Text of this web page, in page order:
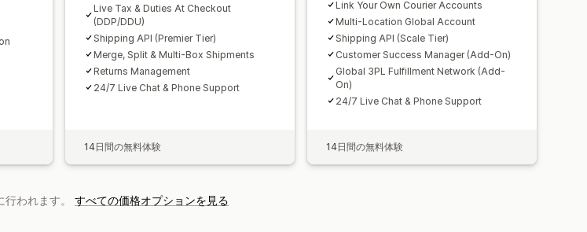
Live Tax & Duties At Checkout
(DDP/DDU)
Shipping API (Premier Tier)
Merge, Split & Multi-Box Shipments
Returns Management
24/7 Live Chat & Phone Support
14日間の無料体験
Link Your Own Courier Accounts
Multi-Location Global Account
Shipping API (Scale Tier)
Customer Success Manager (Add-On)
Global 3PL Fulfillment Network (Add-
On)
24/7 Live Chat & Phone Support
14日間の無料体験
われます。 すべての価格オプションを見る